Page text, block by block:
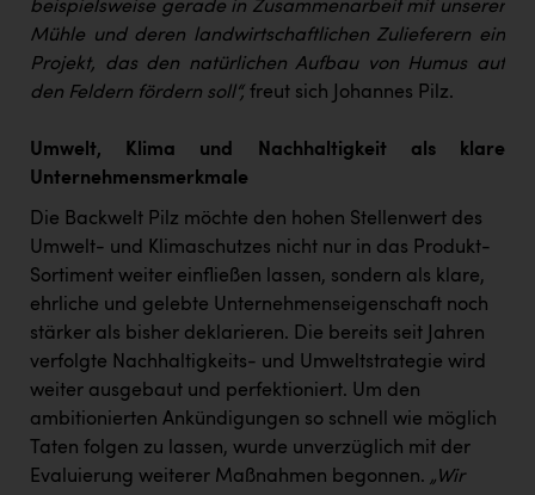
beispielsweise gerade in Zusammenarbeit mit unserer
Mühle und deren landwirtschaftlichen Zulieferern ein
Projekt, das den natürlichen Aufbau von Humus auf
den Feldern fördern soll“, freut sich Johannes Pilz.
Umwelt, Klima und Nachhaltigkeit als klare
Unternehmensmerkmale
Die Backwelt Pilz möchte den hohen Stellenwert des
Umwelt- und Klimaschutzes nicht nur in das Produkt-
Sortiment weiter einfließen lassen, sondern als klare,
ehrliche und gelebte Unternehmenseigenschaft noch
stärker als bisher deklarieren. Die bereits seit Jahren
verfolgte Nachhaltigkeits- und Umweltstrategie wird
weiter ausgebaut und perfektioniert. Um den
ambitionierten Ankündigungen so schnell wie möglich
Taten folgen zu lassen, wurde unverzüglich mit der
Evaluierung weiterer Maßnahmen begonnen. „Wir